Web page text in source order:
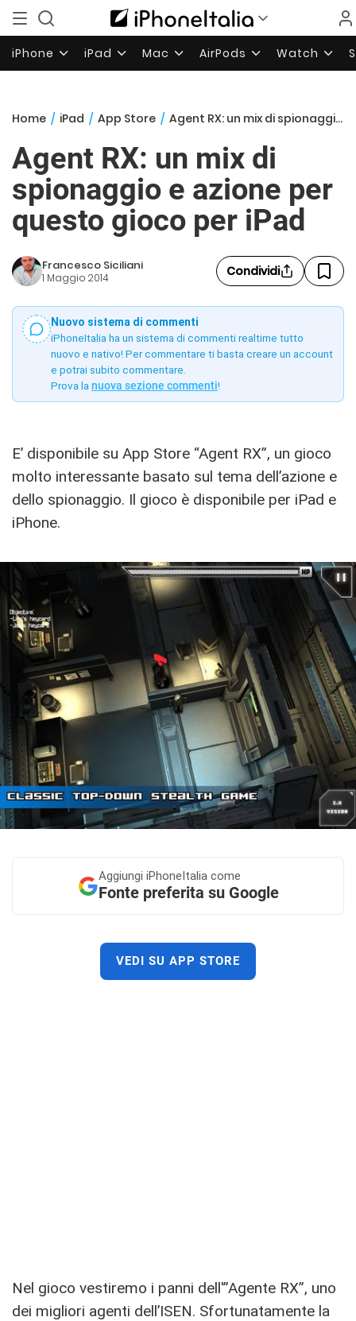
iPhone iPad Mac AirPods Watch
Home / iPad / App Store / Agent RX: un mix di spionaggio e azione per questo gioco per iPad
Agent RX: un mix di
spionaggio e azione per
questo gioco per iPad
Francesco Siciliani
1 Maggio 2014 Condividi
Nuovo sistema di commenti
iPhoneItalia ha un sistema di commenti realtime tutto
nuovo e nativo! Per commentare ti basta creare un account
e potrai subito commentare.
Prova la nuova sezione commenti!
E’ disponibile su App Store “Agent RX”, un gioco
molto interessante basato sul tema dell’azione e
dello spionaggio. Il gioco è disponibile per iPad e
iPhone.
Aggiungi iPhoneItalia come
Fonte preferita su Google
VEDI SU APP STORE
Nel gioco vestiremo i panni dell'”Agente RX”, uno
dei migliori agenti dell’ISEN. Sfortunatamente la